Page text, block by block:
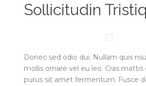
Sollicitudin
Donec sed odio dui. Nullam quis
mollis ornare vel eu leo. Cras
purus sit amet fermentum. Fusce